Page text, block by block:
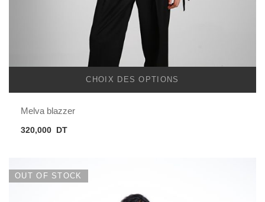
CHOIX DES OPTIONS
Melva blazzer
320,000 DT
OUT OF STOCK